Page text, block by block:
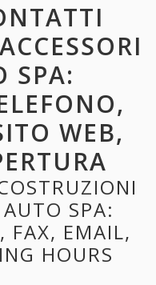
SPA:
WEB,
SPA:
FAX, EMAIL,
HOURS